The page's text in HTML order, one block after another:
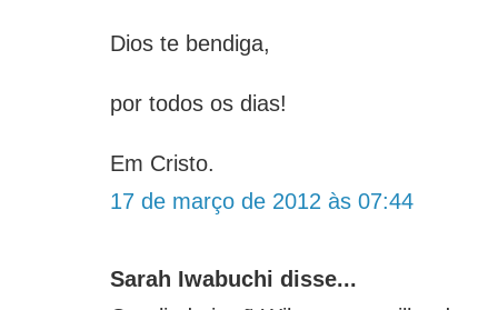
Dios te bendiga,
por todos os dias!
Em Cristo.
17 de março de 2012 às 07:44
Sarah Iwabuchi disse...